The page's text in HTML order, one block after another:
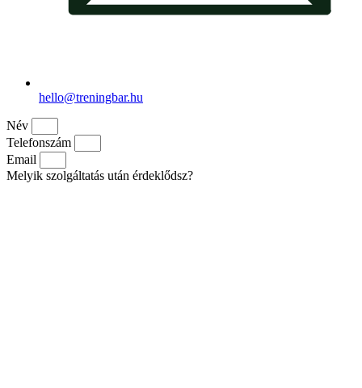
hello@treningbar.hu
Név
Telefonszám
Email
Melyik szolgáltatás után érdeklődsz?